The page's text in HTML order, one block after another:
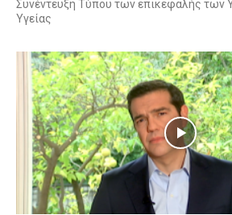
Συνέντευξη Τύπου των επικεφαλής των
Υγείας